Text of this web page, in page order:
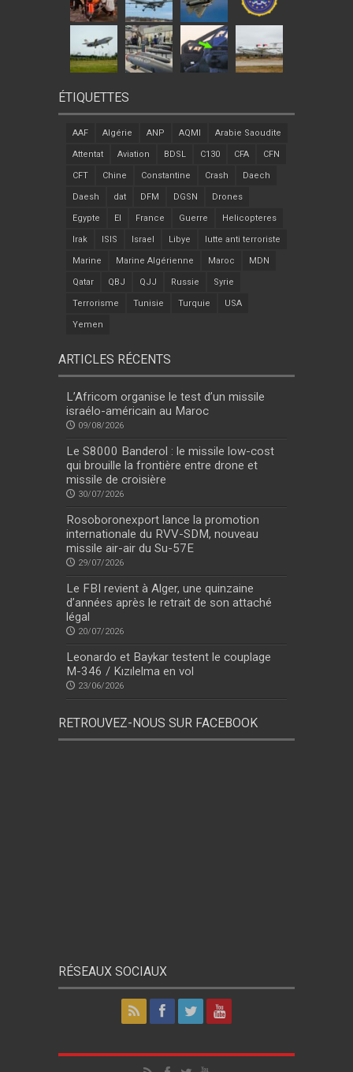
ÉTIQUETTES
AAF Algérie ANP AQMI Arabie Saoudite
Attentat Aviation BDSL C130 CFA CFN
CFT Chine Constantine Crash Daech
Daesh dat DFM DGSN Drones
Egypte EI France Guerre Helicopteres
Irak ISIS Israel Libye lutte anti terroriste
Marine Marine Algérienne Maroc MDN
Qatar QBJ QJJ Russie Syrie
Terrorisme Tunisie Turquie USA
Yemen
ARTICLES RÉCENTS
L’Africom organise le test d’un missile
israélo-américain au Maroc
09/08/2026
Le S8000 Banderol : le missile low-cost
qui brouille la frontière entre drone et
missile de croisière
30/07/2026
Rosoboronexport lance la promotion
internationale du RVV-SDM, nouveau
missile air-air du Su-57E
29/07/2026
Le FBI revient à Alger, une quinzaine
d’années après le retrait de son attaché
légal
20/07/2026
Leonardo et Baykar testent le couplage
M-346 / Kızılelma en vol
23/06/2026
RETROUVEZ-NOUS SUR FACEBOOK
RÉSEAUX SOCIAUX